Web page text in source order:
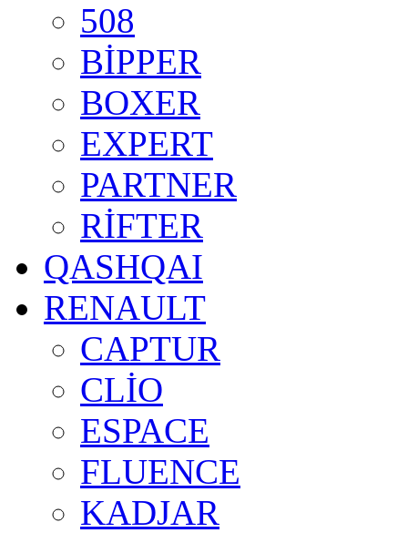
508
BİPPER
BOXER
EXPERT
PARTNER
RİFTER
QASHQAI
RENAULT
CAPTUR
CLİO
ESPACE
FLUENCE
KADJAR